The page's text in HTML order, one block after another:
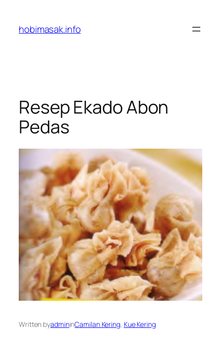
content
hobimasak.info
Resep Ekado Abon
Pedas
Written byadmininCamilan Kering, Kue Kering